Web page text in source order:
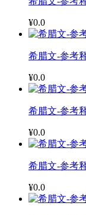
¥0.0
希腊文-参考
¥0.0
希腊文-参考
¥0.0
希腊文-参考
¥0.0